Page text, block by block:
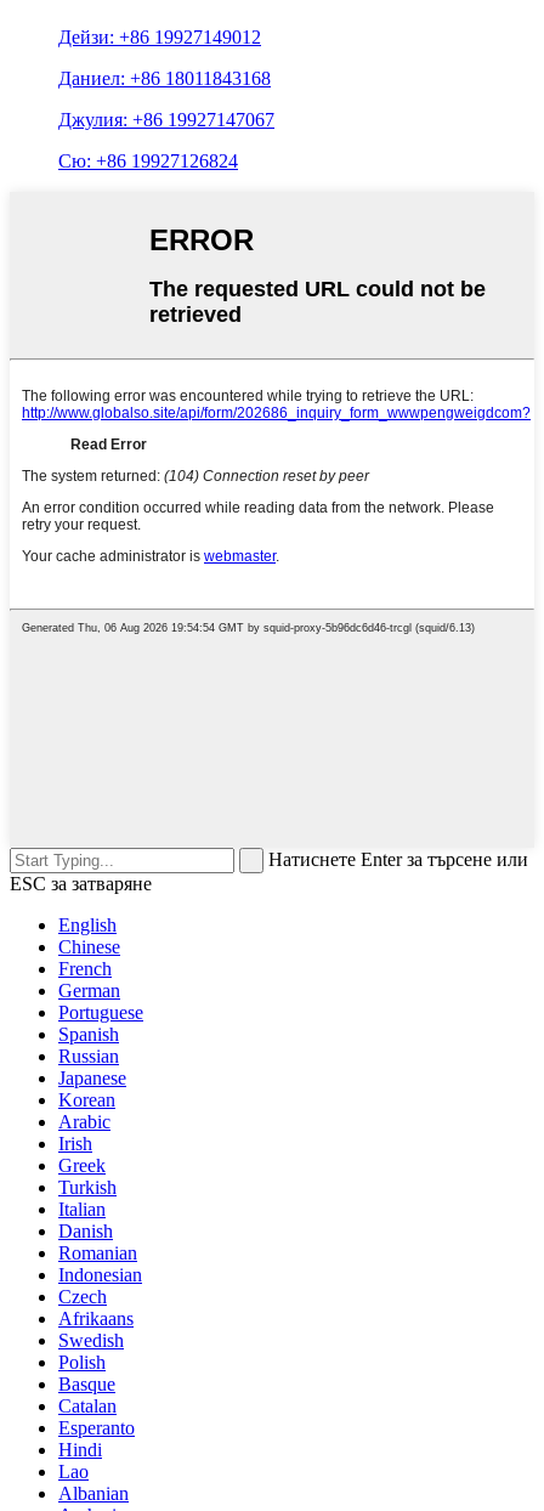
Дейзи: +86 19927149012
Даниел: +86 18011843168
Джулия: +86 19927147067
Сю: +86 19927126824
Натиснете Enter за търсене или
ESC за затваряне
English
Chinese
French
German
Portuguese
Spanish
Russian
Japanese
Korean
Arabic
Irish
Greek
Turkish
Italian
Danish
Romanian
Indonesian
Czech
Afrikaans
Swedish
Polish
Basque
Catalan
Esperanto
Hindi
Lao
Albanian